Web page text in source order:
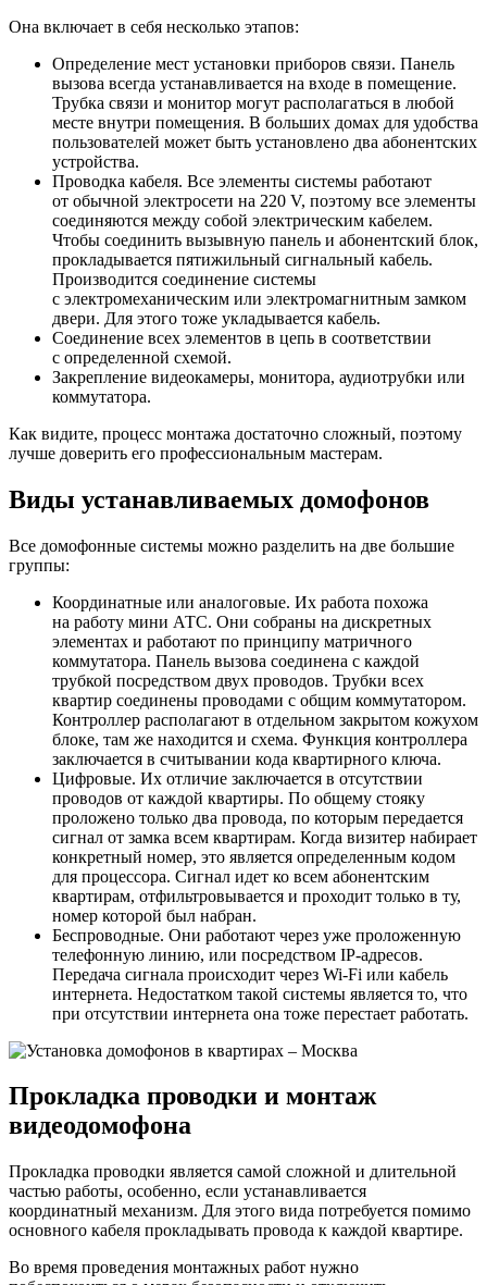
Она включает в себя несколько этапов:
Определение мест установки приборов связи. Панель
вызова всегда устанавливается на входе в помещение.
Трубка связи и монитор могут располагаться в любой
месте внутри помещения. В больших домах для удобства
пользователей может быть установлено два абонентских
устройства.
Проводка кабеля. Все элементы системы работают
от обычной электросети на 220 V, поэтому все элементы
соединяются между собой электрическим кабелем.
Чтобы соединить вызывную панель и абонентский блок,
прокладывается пятижильный сигнальный кабель.
Производится соединение системы
с электромеханическим или электромагнитным замком
двери. Для этого тоже укладывается кабель.
Соединение всех элементов в цепь в соответствии
с определенной схемой.
Закрепление видеокамеры, монитора, аудиотрубки или
коммутатора.
Как видите, процесс монтажа достаточно сложный, поэтому
лучше доверить его профессиональным мастерам.
Виды устанавливаемых домофонов
Все домофонные системы можно разделить на две большие
группы:
Координатные или аналоговые. Их работа похожа
на работу мини АТС. Они собраны на дискретных
элементах и работают по принципу матричного
коммутатора. Панель вызова соединена с каждой
трубкой посредством двух проводов. Трубки всех
квартир соединены проводами с общим коммутатором.
Контроллер располагают в отдельном закрытом кожухом
блоке, там же находится и схема. Функция контроллера
заключается в считывании кода квартирного ключа.
Цифровые. Их отличие заключается в отсутствии
проводов от каждой квартиры. По общему стояку
проложено только два провода, по которым передается
сигнал от замка всем квартирам. Когда визитер набирает
конкретный номер, это является определенным кодом
для процессора. Сигнал идет ко всем абонентским
квартирам, отфильтровывается и проходит только в ту,
номер которой был набран.
Беспроводные. Они работают через уже проложенную
телефонную линию, или посредством IP-адресов.
Передача сигнала происходит через Wi-Fi или кабель
интернета. Недостатком такой системы является то, что
при отсутствии интернета она тоже перестает работать.
Прокладка проводки и монтаж
видеодомофона
Прокладка проводки является самой сложной и длительной
частью работы, особенно, если устанавливается
координатный механизм. Для этого вида потребуется помимо
основного кабеля прокладывать провода к каждой квартире.
Во время проведения монтажных работ нужно